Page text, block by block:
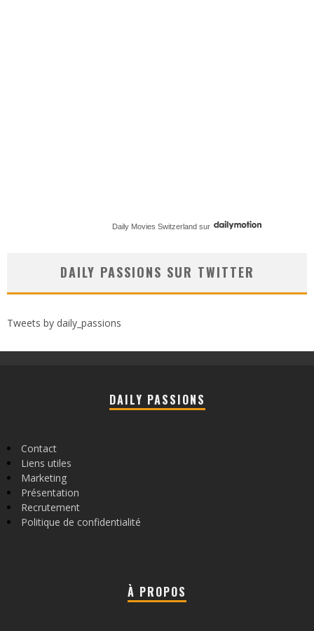
Daily Movies Switzerland sur
DAILY PASSIONS SUR TWITTER
Tweets by daily_passions
DAILY PASSIONS
Contact
Liens utiles
Marketing
Présentation
Recrutement
Politique de confidentialité
À PROPOS